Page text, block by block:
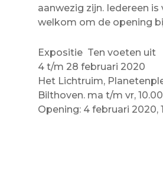
aanwezig zijn. Iedereen is
welkom om de opening
Expositie Ten voeten uit
4 t/m 28 februari 2020
Het Lichtruim,
Bilthoven. ma t/m vr,
Opening: 4 februari 2020,